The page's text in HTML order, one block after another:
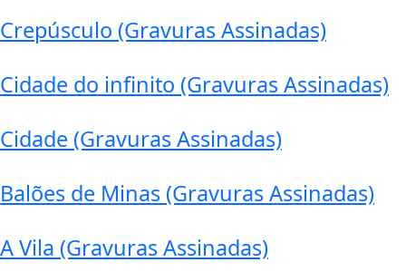
Crepúsculo (Gravuras Assinadas)
Cidade do infinito (Gravuras Assinadas)
Cidade (Gravuras Assinadas)
Balões de Minas (Gravuras Assinadas)
A Vila (Gravuras Assinadas)